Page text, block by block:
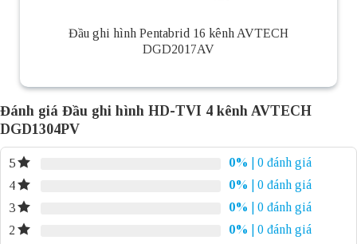
Đầu ghi hình Pentabrid 16 kênh AVTECH
DGD2017AV
Đánh giá Đầu ghi hình HD-TVI 4 kênh AVTECH
DGD1304PV
5 0%
| 0 đánh giá
4
0%
| 0 đánh giá
3
0%
| 0 đánh giá
2
0%
| 0 đánh giá